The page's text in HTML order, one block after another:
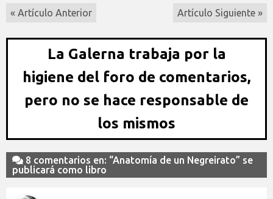
« Artículo Anterior Artículo Siguiente »
La Galerna trabaja por la
higiene del foro de comentarios,
pero no se hace responsable de
los mismos
8 comentarios en: “Anatomía de un Negreirato” se
publicará como libro